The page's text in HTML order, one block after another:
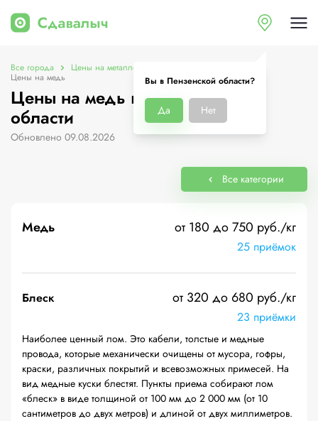
Вы в Пензенской области?
Да Нет
Все города Цены на металлолом в Пензенской области
Цены на медь
Цены на медь в Пензенской
области
Обновлено 09.08.2026
Все категории
Медь от 180 до 750 руб./кг
25 приёмок
Блеск от 320 до 680 руб./кг
23 приёмки
Наиболее ценный лом. Это кабели, толстые и медные
провода, которые механически очищены от мусора, гофры,
краски, различных покрытий и всевозможных примесей. На
вид медные куски блестят. Пункты приема собирают лом
«блеск» в виде толщиной от 100 мм до 2 000 мм (от 10
сантиметров до двух метров) и длиной от двух миллиметров.